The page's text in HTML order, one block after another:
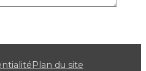
Plan du site